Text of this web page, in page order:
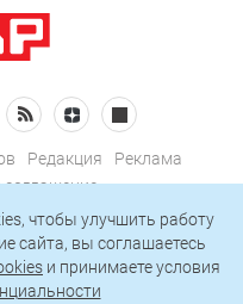
Редакция
Реклама
соглашение
чтобы улучшить работу
сайта, вы соглашаетесь
и принимаете условия